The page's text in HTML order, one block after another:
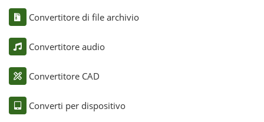
Convertitore di file archivio
Convertitore audio
Convertitore CAD
Converti per dispositivo